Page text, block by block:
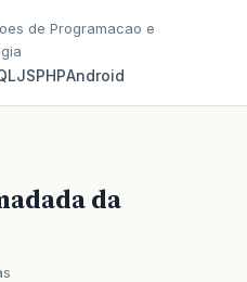
de Programacao e
JSPHPAndroid
da